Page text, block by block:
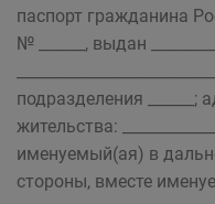
паспорт гражданина
№ ______, выдан
подразделения ______;
жительства:
именуемый(ая) в
стороны, вместе